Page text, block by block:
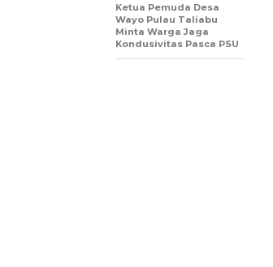
Ketua Pemuda Desa
Wayo Pulau Taliabu
Minta Warga Jaga
Kondusivitas Pasca PSU